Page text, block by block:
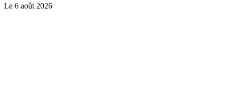
Le 6 août 2026